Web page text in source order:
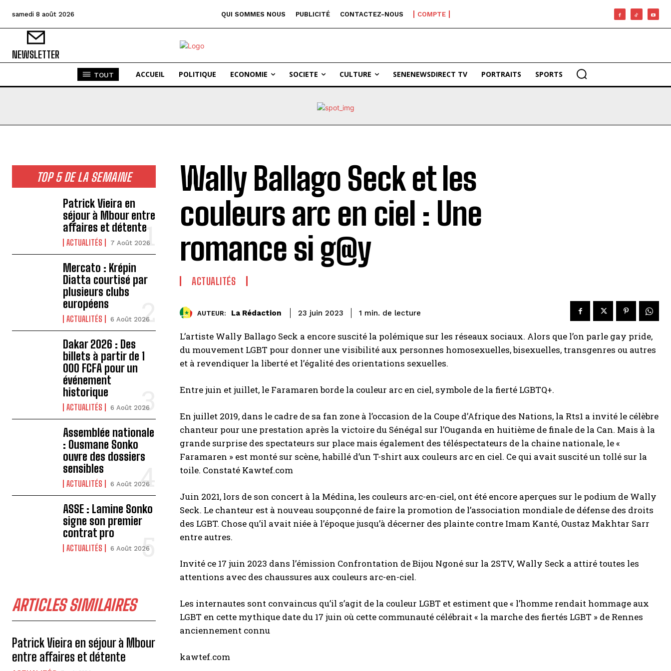
samedi 8 août 2026 QUI SOMMES NOUS PUBLICITÉ CONTACTEZ-NOUS COMPTE
NEWSLETTER
TOUT ACCUEIL POLITIQUE ECONOMIE SOCIETE CULTURE SENENEWSDIRECT TV PORTRAITS SPORTS
TOP 5 DE LA SEMAINE
Patrick Vieira en
séjour à Mbour entre
affaires et détente
ACTUALITÉS 7 Août 2026
Mercato : Krépin
Diatta courtisé par
plusieurs clubs
européens
ACTUALITÉS 6 Août 2026
Dakar 2026 : Des
billets à partir de 1
000 FCFA pour un
événement
historique
ACTUALITÉS 6 Août 2026
Assemblée nationale
: Ousmane Sonko
ouvre des dossiers
sensibles
ACTUALITÉS 6 Août 2026
ASSE : Lamine Sonko
signe son premier
contrat pro
ACTUALITÉS 6 Août 2026
ARTICLES SIMILAIRES
Patrick Vieira en séjour à Mbour
entre affaires et détente
Wally Ballago Seck et les
couleurs arc en ciel : Une
romance si g@y
ACTUALITÉS
AUTEUR: La Rédaction 23 juin 2023 1 min. de lecture
L’artiste Wally Ballago Seck a encore suscité la polémique sur les réseaux sociaux. Alors que l’on parle gay pride,
du mouvement LGBT pour donner une visibilité aux personnes homosexuelles, bisexuelles, transgenres ou autres
et à revendiquer la liberté et l’égalité des orientations sexuelles.
Entre juin et juillet, le Faramaren borde la couleur arc en ciel, symbole de la fierté LGBTQ+.
En juillet 2019, dans le cadre de sa fan zone à l’occasion de la Coupe d’Afrique des Nations, la Rts1 a invité le célèbre
chanteur pour une prestation après la victoire du Sénégal sur l’Ouganda en huitième de finale de la Can. Mais à la
grande surprise des spectateurs sur place mais également des téléspectateurs de la chaine nationale, le «
Faramaren » est monté sur scène, habillé d’un T-shirt aux couleurs arc en ciel. Ce qui avait suscité un tollé sur la
toile. Constaté Kawtef.com
Juin 2021, lors de son concert à la Médina, les couleurs arc-en-ciel, ont été encore aperçues sur le podium de Wally
Seck. Le chanteur est à nouveau soupçonné de faire la promotion de l’association mondiale de défense des droits
des LGBT. Chose qu’il avait niée à l’époque jusqu’à décerner des plainte contre Imam Kanté, Oustaz Makhtar Sarr
entre autres.
Invité ce 17 juin 2023 dans l’émission Confrontation de Bijou Ngoné sur la 2STV, Wally Seck a attiré toutes les
attentions avec des chaussures aux couleurs arc-en-ciel.
Les internautes sont convaincus qu’il s’agit de la couleur LGBT et estiment que « l’homme rendait hommage aux
LGBT en cette mythique date du 17 juin où cette communauté célébrait « la marche des fiertés LGBT » de Rennes
anciennement connu
kawtef.com